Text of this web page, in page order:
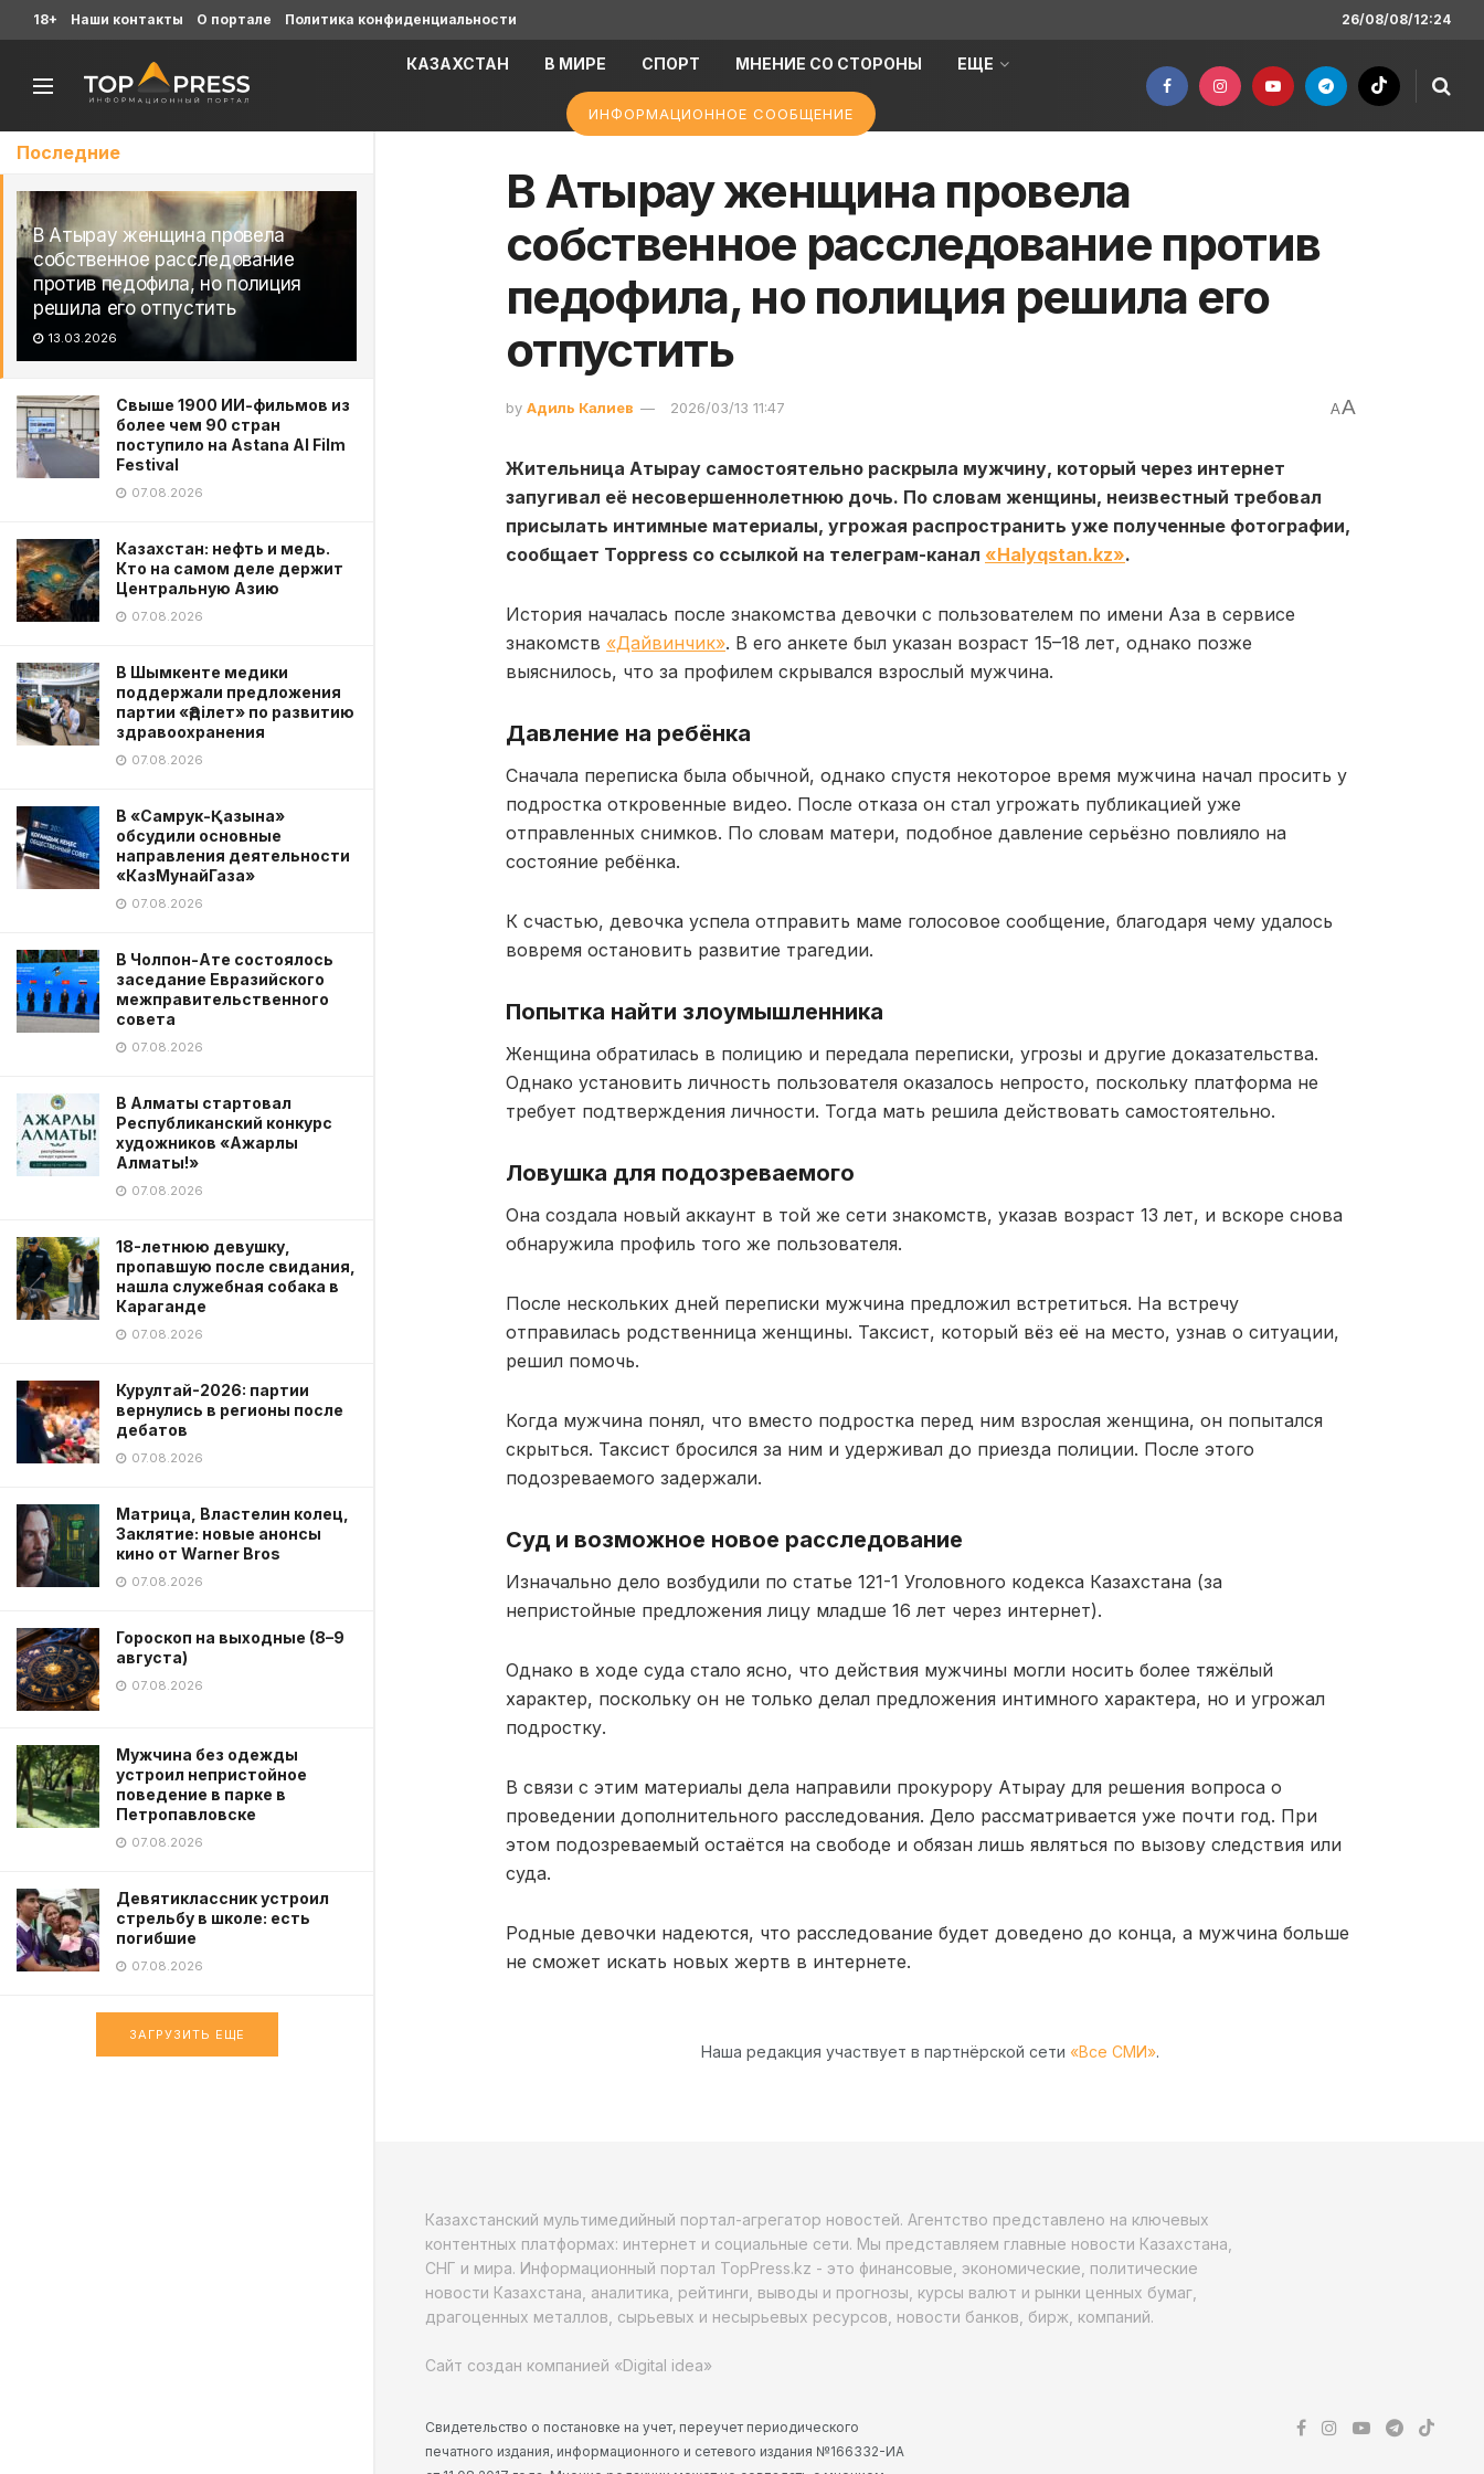
Последние
В Атырау женщина провела
собственное расследование
против педофила, но полиция
решила его отпустить
13.03.2026
Свыше 1900 ИИ-фильмов из
более чем 90 стран
поступило на Astana AI Film
Festival
07.08.2026
Казахстан: нефть и медь.
Кто на самом деле держит
Центральную Азию
07.08.2026
В Шымкенте медики
поддержали предложения
партии «Әділет» по развитию
здравоохранения
07.08.2026
В «Самрук-Қазына»
обсудили основные
направления деятельности
«КазМунайГаза»
07.08.2026
В Чолпон-Ате состоялось
заседание Евразийского
межправительственного
совета
07.08.2026
В Алматы стартовал
Республиканский конкурс
художников «Ажарлы
Алматы!»
07.08.2026
18-летнюю девушку,
пропавшую после свидания,
нашла служебная собака в
Караганде
07.08.2026
Курултай-2026: партии
вернулись в регионы после
дебатов
07.08.2026
Матрица, Властелин колец,
Заклятие: новые анонсы
кино от Warner Bros
07.08.2026
Гороскоп на выходные (8–9
августа)
07.08.2026
Мужчина без одежды
устроил непристойное
поведение в парке в
Петропавловске
07.08.2026
Девятиклассник устроил
стрельбу в школе: есть
погибшие
07.08.2026
ЗАГРУЗИТЬ ЕЩЕ
18+ Наши контакты О портале Политика конфиденциальности 26/08/08/12:24
КАЗАХСТАН В МИРЕ СПОРТ МНЕНИЕ СО СТОРОНЫ ЕЩЕ
ИНФОРМАЦИОННОЕ СООБЩЕНИЕ
В Атырау женщина провела
собственное расследование против
педофила, но полиция решила его
отпустить
by Адиль Калиев 2026/03/13 11:47 AA
Жительница Атырау самостоятельно раскрыла мужчину, который через интернет
запугивал её несовершеннолетнюю дочь. По словам женщины, неизвестный требовал
присылать интимные материалы, угрожая распространить уже полученные фотографии,
сообщает Toppress со ссылкой на телеграм-канал «Halyqstan.kz».
История началась после знакомства девочки с пользователем по имени Аза в сервисе
знакомств «Дайвинчик». В его анкете был указан возраст 15–18 лет, однако позже
выяснилось, что за профилем скрывался взрослый мужчина.
Давление на ребёнка
Сначала переписка была обычной, однако спустя некоторое время мужчина начал просить у
подростка откровенные видео. После отказа он стал угрожать публикацией уже
отправленных снимков. По словам матери, подобное давление серьёзно повлияло на
состояние ребёнка.
К счастью, девочка успела отправить маме голосовое сообщение, благодаря чему удалось
вовремя остановить развитие трагедии.
Попытка найти злоумышленника
Женщина обратилась в полицию и передала переписки, угрозы и другие доказательства.
Однако установить личность пользователя оказалось непросто, поскольку платформа не
требует подтверждения личности. Тогда мать решила действовать самостоятельно.
Ловушка для подозреваемого
Она создала новый аккаунт в той же сети знакомств, указав возраст 13 лет, и вскоре снова
обнаружила профиль того же пользователя.
После нескольких дней переписки мужчина предложил встретиться. На встречу
отправилась родственница женщины. Таксист, который вёз её на место, узнав о ситуации,
решил помочь.
Когда мужчина понял, что вместо подростка перед ним взрослая женщина, он попытался
скрыться. Таксист бросился за ним и удерживал до приезда полиции. После этого
подозреваемого задержали.
Суд и возможное новое расследование
Изначально дело возбудили по статье 121-1 Уголовного кодекса Казахстана (за
непристойные предложения лицу младше 16 лет через интернет).
Однако в ходе суда стало ясно, что действия мужчины могли носить более тяжёлый
характер, поскольку он не только делал предложения интимного характера, но и угрожал
подростку.
В связи с этим материалы дела направили прокурору Атырау для решения вопроса о
проведении дополнительного расследования. Дело рассматривается уже почти год. При
этом подозреваемый остаётся на свободе и обязан лишь являться по вызову следствия или
суда.
Родные девочки надеются, что расследование будет доведено до конца, а мужчина больше
не сможет искать новых жертв в интернете.
Наша редакция участвует в партнёрской сети «Все СМИ».
Казахстанский мультимедийный портал-агрегатор новостей. Агентство представлено на ключевых
контентных платформах: интернет и социальные сети. Мы представляем главные новости Казахстана,
СНГ и мира. Информационный портал TopPress.kz - это финансовые, экономические, политические
новости Казахстана, аналитика, рейтинги, выводы и прогнозы, курсы валют и рынки ценных бумаг,
драгоценных металлов, сырьевых и несырьевых ресурсов, новости банков, бирж, компаний.
Сайт создан компанией «Digital idea»
Свидетельство о постановке на учет, переучет периодического
печатного издания, информационного и сетевого издания №166332-ИА